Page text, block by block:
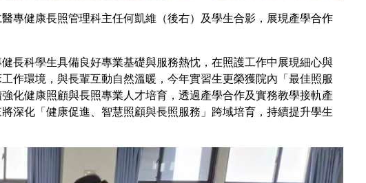
專健康長照管理科主任何凱維（後右）及學生合影，展現產學合作
長科學生具備良好專業基礎與服務熱忱，在照護工作中展現細心與
作環境，與長輩互動自然溫暖，今年實習生更榮獲院內「最佳照服
化健康照顧與長照專業人才培育，透過產學合作及實務教學接軌產
深化「健康促進、智慧照顧與長照服務」跨域培育，持續提升學生